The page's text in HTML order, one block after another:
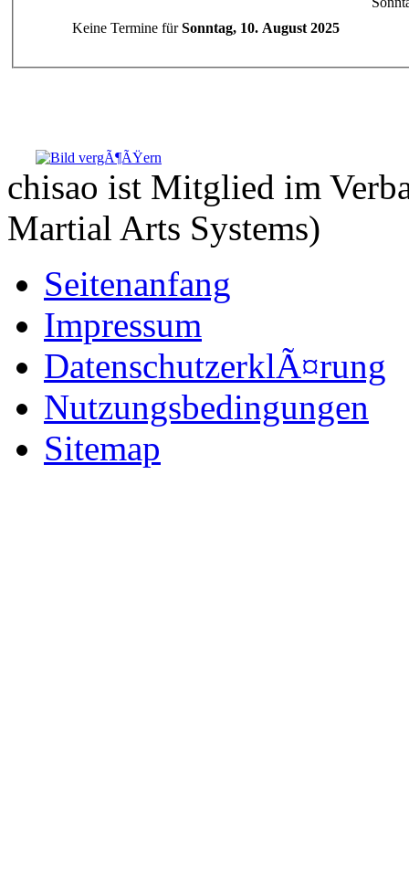
Keine Termine fürSonntag, 10. August 2025
chisao ist Mitglied im
Martial Arts Systems)
Seitenanfang
Impressum
DatenschutzerklÃ¤rung
Nutzungsbedingungen
Sitemap